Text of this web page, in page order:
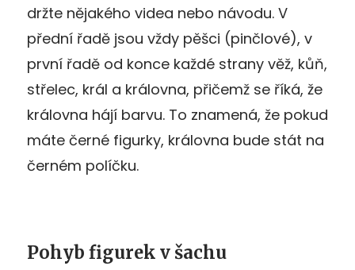
držte nějakého videa nebo návodu. V
přední řadě jsou vždy pěšci (pinčlové), v
první řadě od konce každé strany věž, kůň,
střelec, král a královna, přičemž se říká, že
královna hájí barvu. To znamená, že pokud
máte černé figurky, královna bude stát na
černém políčku.
Pohyb figurek v šachu